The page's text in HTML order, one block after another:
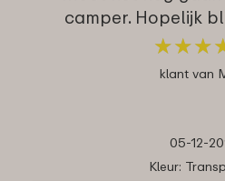
camper. Hopelijk
★★★
★★★
klant van
05-12-
Kleur: